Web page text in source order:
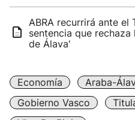
ABRA recurrirá ante el
sentencia que
de Álava'
Economía Araba-
Gobierno Vasco